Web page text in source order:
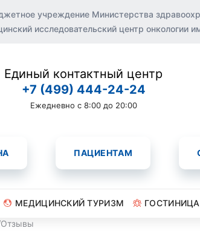
учреждение Министерства
исследовательский центр онкологии
Единый контактный центр
+7 (499) 444-24-24
Ежедневно с 8:00 до 20:00
ПАЦИЕНТАМ
МЕДИЦИНСКИЙ ТУРИЗМ ГОСТИНИЦА
Отзывы